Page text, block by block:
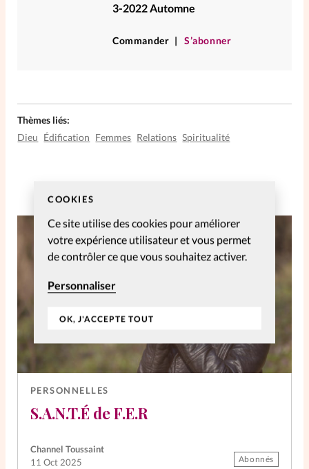
COOKIES
Ce site utilise des cookies pour améliorer
votre expérience utilisateur et vous permet
de contrôler ce que vous souhaitez activer.
Personnaliser
OK, J'ACCEPTE TOUT
3-2022 Automne
Commander S’abonner
Thèmes liés:
Dieu Édification Femmes Relations Spiritualité
PERSONNELLES
S.A.N.T.É de F.E.R
Channel Toussaint
11 Oct 2025
Abonnés